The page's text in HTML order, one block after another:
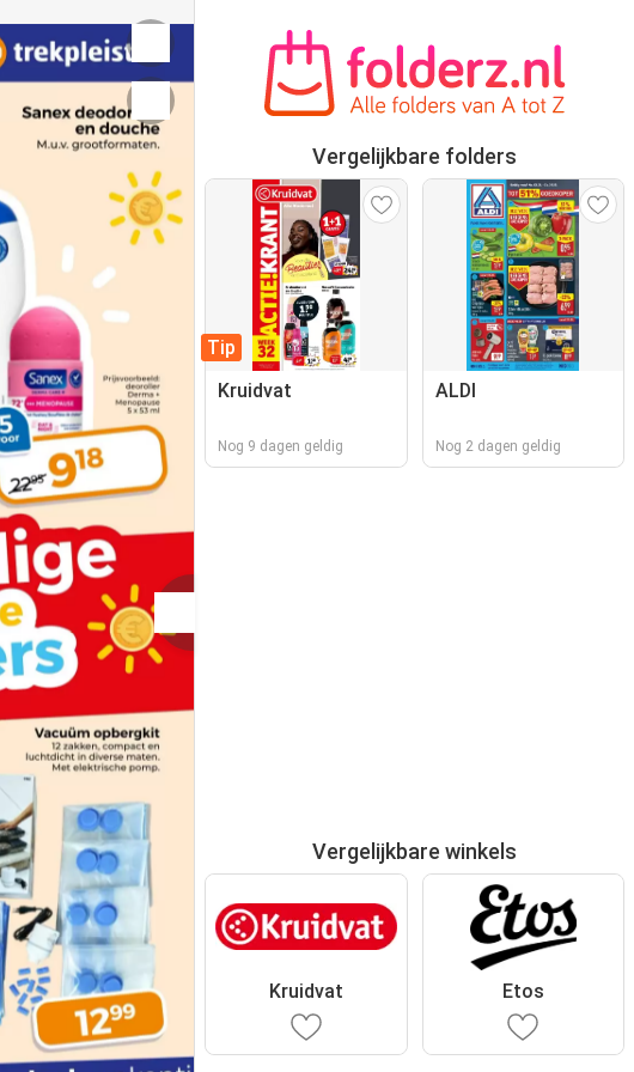
Vergelijkbare folders
Tip
Kruidvat
Nog 9 dagen geldig
ALDI
Nog 2 dagen geldig
Vergelijkbare winkels
Kruidvat Etos